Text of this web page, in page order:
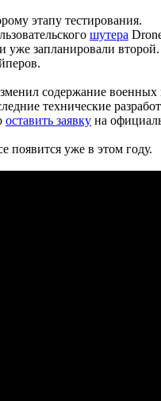
этапу тестирования.
шутера
и уже запланировали
содержание
технические
оставить заявку на
появится уже в этом году.